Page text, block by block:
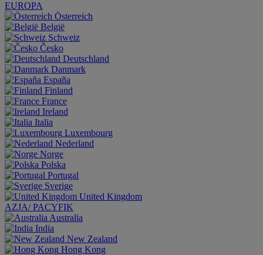
EUROPA
Österreich
België
Schweiz
Česko
Deutschland
Danmark
España
Finland
France
Ireland
Italia
Luxembourg
Nederland
Norge
Polska
Portugal
Sverige
United Kingdom
AZJA/ PACYFIK
Australia
India
New Zealand
Hong Kong